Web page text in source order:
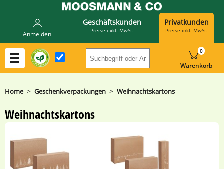
Anmelden
Geschäftskunden
Preise exkl. MwSt.
Privatkunden
Preise inkl. MwSt.
Suchbegriff oder Artikelnummer
Warenkorb
0
Home > Geschenkverpackungen > Weihnachtskartons
Weihnachtskartons